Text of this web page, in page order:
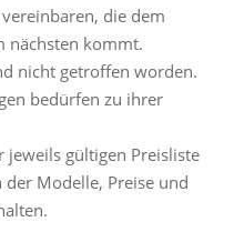
die dem
nächsten kommt.
nicht getroffen worden.
bedürfen zu ihrer
jeweils gültigen Preisliste
Modelle, Preise und